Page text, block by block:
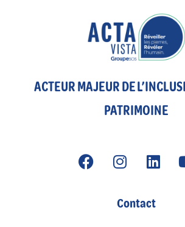
ACTEUR MAJEUR DE
PATRIMOINE
Contact